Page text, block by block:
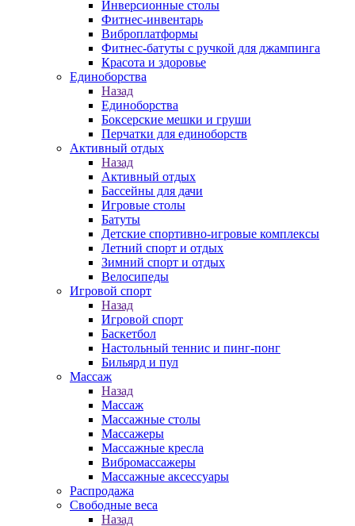
Инверсионные столы
Фитнес-инвентарь
Виброплатформы
Фитнес-батуты с ручкой для джампинга
Красота и здоровье
Единоборства
Назад
Единоборства
Боксерские мешки и груши
Перчатки для единоборств
Активный отдых
Назад
Активный отдых
Бассейны для дачи
Игровые столы
Батуты
Детские спортивно-игровые комплексы
Летний спорт и отдых
Зимний спорт и отдых
Велосипеды
Игровой спорт
Назад
Игровой спорт
Баскетбол
Настольный теннис и пинг-понг
Бильярд и пул
Массаж
Назад
Массаж
Массажные столы
Массажеры
Массажные кресла
Вибромассажеры
Массажные аксессуары
Распродажа
Свободные веса
Назад